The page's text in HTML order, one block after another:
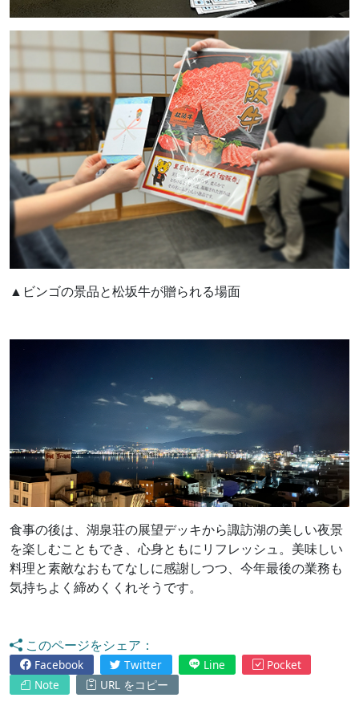
▲ビンゴの景品と松坂牛が贈られる場面
食事の後は、湖泉荘の展望デッキから諏訪湖の美しい夜景
を楽しむこともでき、心身ともにリフレッシュ。美味しい
料理と素敵なおもてなしに感謝しつつ、今年最後の業務も
気持ちよく締めくくれそうです。
このページをシェア：
Facebook Twitter Line
Pocket
Note
URL をコピー